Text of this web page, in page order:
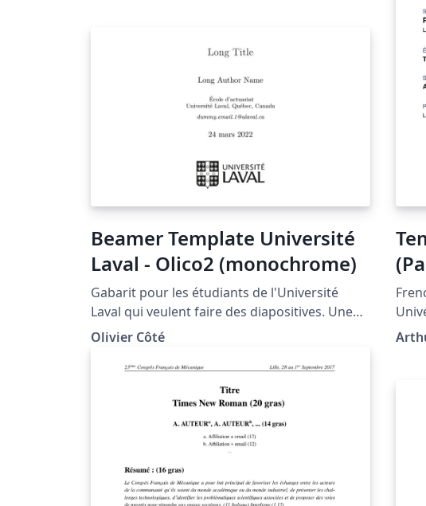
Beamer Template Université
Laval - Olico2 (monochrome)
Gabarit pour les étudiants de l'Université
Laval qui veulent faire des diapositives. Une
page titre plus élégante est présente dans le
Olivier Côté